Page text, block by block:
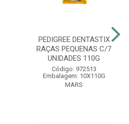
PEDIGREE DENTASTIX
RAÇAS PEQUENAS C/7
UNIDADES 110G
Código: 972513
Embalagem: 10X110G
MARS